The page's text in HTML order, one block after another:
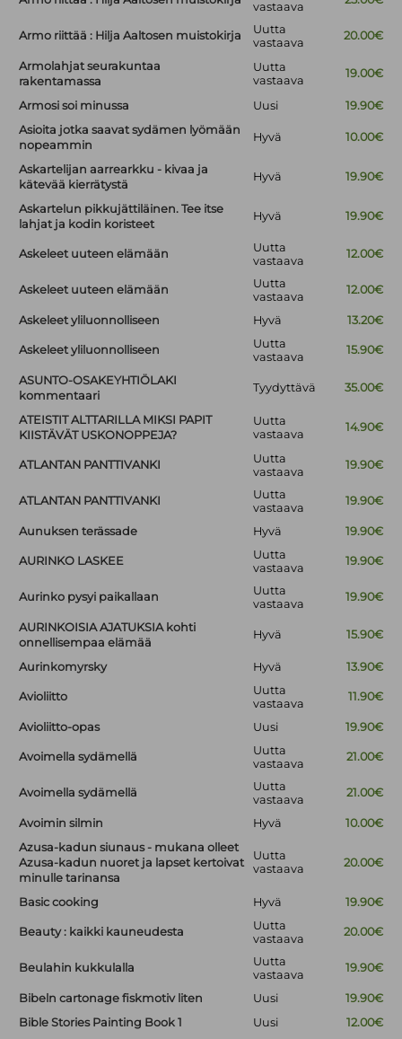
vastaava
Armo riittää : Hilja Aaltosen muistokirja
Uutta
vastaava
20.00€
Armolahjat seurakuntaa
rakentamassa
Uutta
vastaava
19.00€
Armosi soi minussa Uusi
19.90€
Asioita jotka saavat sydämen lyömään
nopeammin
Hyvä 10.00€
Askartelijan aarrearkku - kivaa ja
kätevää kierrätystä
Hyvä 19.90€
Askartelun pikkujättiläinen. Tee itse
lahjat ja kodin koristeet
Hyvä 19.90€
Askeleet uuteen elämään
Uutta
vastaava
12.00€
Askeleet uuteen elämään
Uutta
vastaava
12.00€
Askeleet yliluonnolliseen Hyvä 13.20€
Askeleet yliluonnolliseen
Uutta
vastaava
15.90€
ASUNTO-OSAKEYHTIÖLAKI
kommentaari
Tyydyttävä 35.00€
ATEISTIT ALTTARILLA MIKSI PAPIT
KIISTÄVÄT USKONOPPEJA?
Uutta
vastaava
14.90€
ATLANTAN PANTTIVANKI
Uutta
vastaava
19.90€
ATLANTAN PANTTIVANKI
Uutta
vastaava
19.90€
Aunuksen terässade Hyvä 19.90€
AURINKO LASKEE
Uutta
vastaava
19.90€
Aurinko pysyi paikallaan
Uutta
vastaava
19.90€
AURINKOISIA AJATUKSIA kohti
onnellisempaa elämää
Hyvä 15.90€
Aurinkomyrsky Hyvä 13.90€
Avioliitto
Uutta
vastaava
11.90€
Avioliitto-opas Uusi 19.90€
Avoimella sydämellä
Uutta
vastaava
21.00€
Avoimella sydämellä
Uutta
vastaava
21.00€
Avoimin silmin Hyvä
10.00€
Azusa-kadun siunaus - mukana olleet
Azusa-kadun nuoret ja lapset kertoivat
minulle tarinansa
Uutta
vastaava
20.00€
Basic cooking Hyvä 19.90€
Beauty : kaikki kauneudesta
Uutta
vastaava
20.00€
Beulahin kukkulalla
Uutta
vastaava
19.90€
Bibeln cartonage fiskmotiv liten Uusi
19.90€
Bible Stories Painting Book 1
Uusi
12.00€